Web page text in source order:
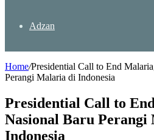
Adzan
Home/Presidential Call to End
Perangi Malaria di Indonesia
Presidential Call to
Nasional Baru
Indonesia